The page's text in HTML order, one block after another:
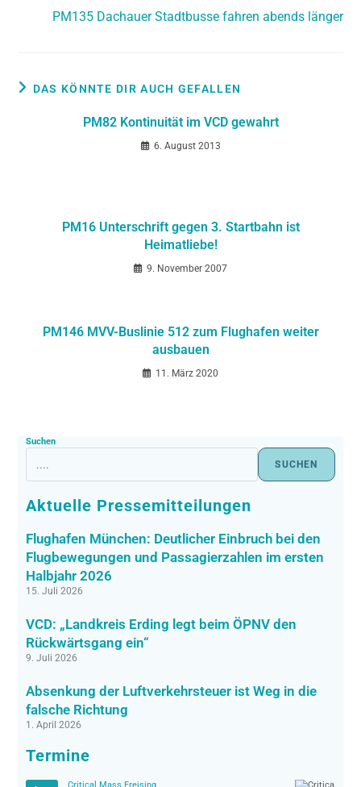
PM135 Dachauer Stadtbusse fahren abends länger
DAS KÖNNTE DIR AUCH GEFALLEN
PM82 Kontinuität im VCD gewahrt
6. August 2013
PM16 Unterschrift gegen 3. Startbahn ist
Heimatliebe!
9. November 2007
PM146 MVV-Buslinie 512 zum Flughafen weiter
ausbauen
11. März 2020
Suchen
SUCHEN
Aktuelle Pressemitteilungen
Flughafen München: Deutlicher Einbruch bei den
Flugbewegungen und Passagierzahlen im ersten
Halbjahr 2026
15. Juli 2026
VCD: „Landkreis Erding legt beim ÖPNV den
Rückwärtsgang ein“
9. Juli 2026
Absenkung der Luftverkehrsteuer ist Weg in die
falsche Richtung
1. April 2026
Termine